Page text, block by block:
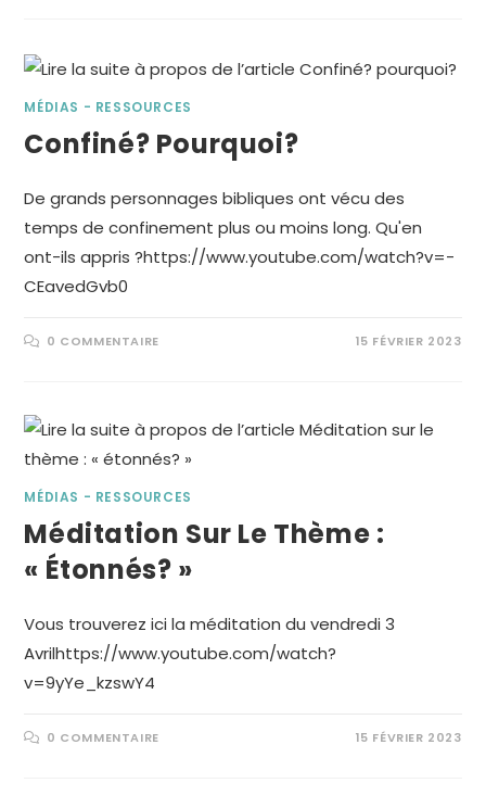
MÉDIAS - RESSOURCES
Confiné? Pourquoi?
De grands personnages bibliques ont vécu des
temps de confinement plus ou moins long. Qu'en
ont-ils appris ?https://www.youtube.com/watch?v=-
CEavedGvb0
0 COMMENTAIRE 15 FÉVRIER 2023
MÉDIAS - RESSOURCES
Méditation Sur Le Thème :
« Étonnés? »
Vous trouverez ici la méditation du vendredi 3
Avrilhttps://www.youtube.com/watch?
v=9yYe_kzswY4
0 COMMENTAIRE 15 FÉVRIER 2023